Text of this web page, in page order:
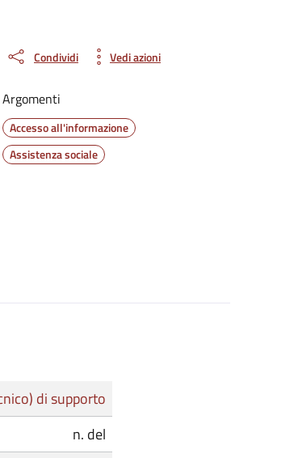
Condividi Vedi azioni
Argomenti
Accesso all'informazione
Assistenza sociale
di supporto
n. del